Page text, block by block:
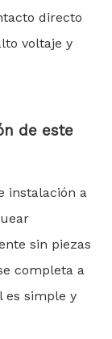
directo
voltaje y
de este
instalación a
sin piezas
completa a
es simple y